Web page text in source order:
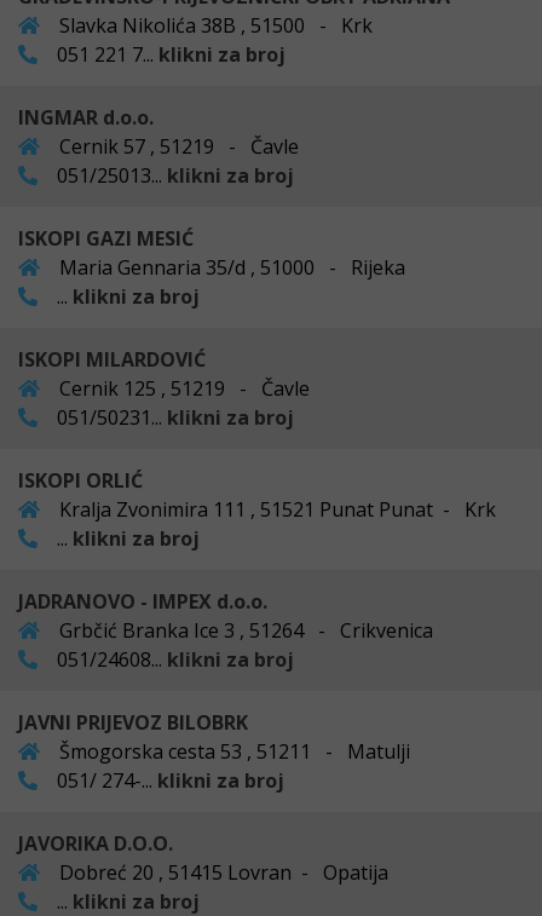
Slavka Nikolića 38B , 51500 - Krk
051 221 7... klikni za broj
INGMAR d.o.o.
Cernik 57 , 51219 - Čavle
051/25013... klikni za broj
ISKOPI GAZI MESIĆ
Maria Gennaria 35/d , 51000 - Rijeka
... klikni za broj
ISKOPI MILARDOVIĆ
Cernik 125 , 51219 - Čavle
051/50231... klikni za broj
ISKOPI ORLIĆ
Kralja Zvonimira 111 , 51521 Punat Punat - Krk
... klikni za broj
JADRANOVO - IMPEX d.o.o.
Grbčić Branka Ice 3 , 51264 - Crikvenica
051/24608... klikni za broj
JAVNI PRIJEVOZ BILOBRK
Šmogorska cesta 53 , 51211 - Matulji
051/ 274-... klikni za broj
JAVORIKA D.O.O.
Dobreć 20 , 51415 Lovran - Opatija
... klikni za broj